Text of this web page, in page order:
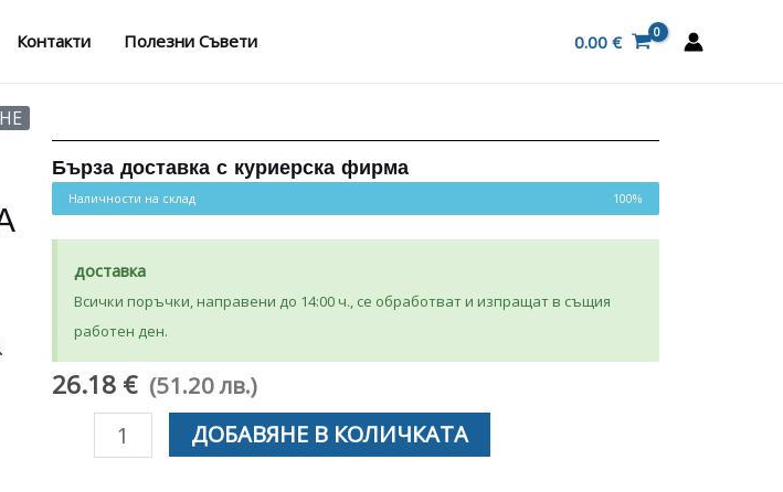
Контакти Полезни Съвети 0.00 €
Бърза доставка с куриерска фирма
Наличности на склад 100%
доставка
Всички поръчки, направени до 14:00 ч., се обработват и изпращат в същия
работен ден.
26.18 € (51.20 лв.)
количество
ДОБАВЯНЕ В КОЛИЧКАТА